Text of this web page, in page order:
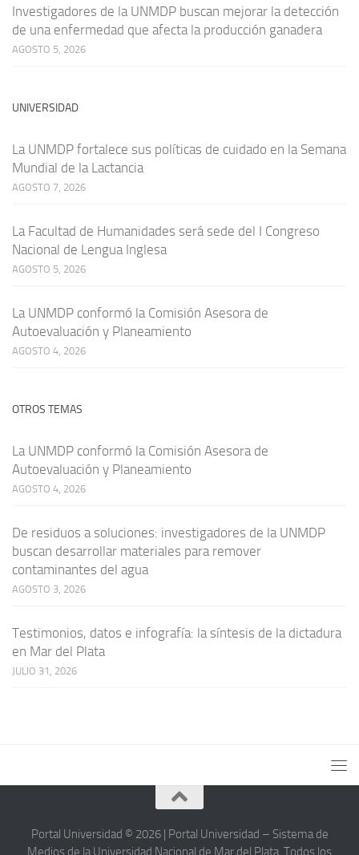
Investigadores de la UNMDP buscan mejorar la detección
de una enfermedad que afecta la producción ganadera
AGOSTO 5, 2026
UNIVERSIDAD
La UNMDP fortalece sus políticas de cuidado en la Semana
Mundial de la Lactancia
AGOSTO 7, 2026
La Facultad de Humanidades será sede del I Congreso
Nacional de Lengua Inglesa
AGOSTO 5, 2026
La UNMDP conformó la Comisión Asesora de
Autoevaluación y Planeamiento
AGOSTO 4, 2026
OTROS TEMAS
La UNMDP conformó la Comisión Asesora de
Autoevaluación y Planeamiento
AGOSTO 4, 2026
De residuos a soluciones: investigadores de la UNMDP
buscan desarrollar materiales para remover
contaminantes del agua
AGOSTO 3, 2026
Testimonios, datos e infografía: la síntesis de la dictadura
en Mar del Plata
JULIO 31, 2026
Portal Universidad © 2026 | Portal Universidad – Sistema de
Medios de la Universidad Nacional de Mar del Plata. Todos los